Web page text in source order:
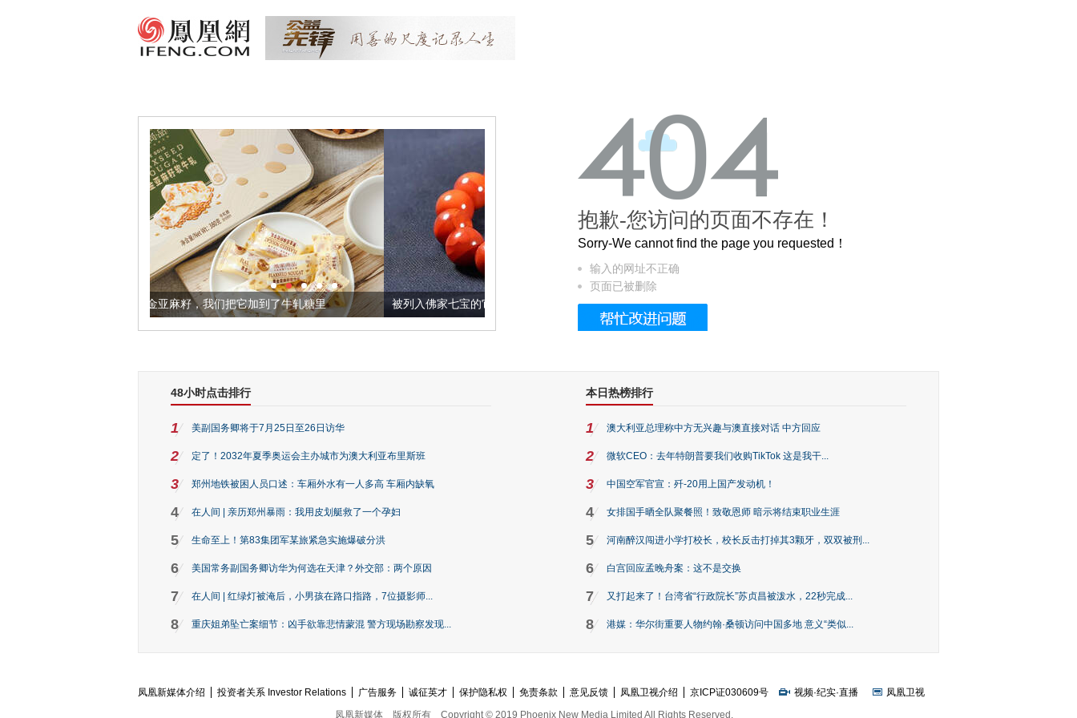
更健康的黄金亚麻籽，我们把它加到了牛轧糖里 被列入佛家七宝的它到底有多美？ 这个3.2米的长卷，还原了600岁的紫禁城
抱歉-您访问的页面不存在！
Sorry-We cannot find the page you requested！
输入的网址不正确
页面已被删除
48小时点击排行
1 美副国务卿将于7月25日至26日访华
2 定了！2032年夏季奥运会主办城市为澳大利亚布里斯班
3 郑州地铁被困人员口述：车厢外水有一人多高 车厢内缺氧
4 在人间 | 亲历郑州暴雨：我用皮划艇救了一个孕妇
5 生命至上！第83集团军某旅紧急实施爆破分洪
6 美国常务副国务卿访华为何选在天津？外交部：两个原因
7 在人间 | 红绿灯被淹后，小男孩在路口指路，7位摄影师...
8 重庆姐弟坠亡案细节：凶手欲靠悲情蒙混 警方现场勘察发现...
本日热榜排行
1 澳大利亚总理称中方无兴趣与澳直接对话 中方回应
2 微软CEO：去年特朗普要我们收购TikTok 这是我干...
3 中国空军官宣：歼-20用上国产发动机！
4 女排国手晒全队聚餐照！致敬恩师 暗示将结束职业生涯
5 河南醉汉闯进小学打校长，校长反击打掉其3颗牙，双双被刑...
6 白宫回应孟晚舟案：这不是交换
7 又打起来了！台湾省“行政院长”苏贞昌被泼水，22秒完成...
8 港媒：华尔街重要人物约翰·桑顿访问中国多地 意义“类似...
凤凰新媒体介绍 投资者关系 Investor Relations 广告服务 诚征英才 保护隐私权 免责条款 意见反馈 凤凰卫视介绍 京ICP证030609号 视频·纪实·直播
凤凰卫视
凤凰新媒体
版权所有 Copyright © 2019 Phoenix New Media Limited All Rights Reserved.